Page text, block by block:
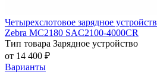
Четырехслотовое зарядное
Zebra MC2180 SAC2100-4000CR
Тип товара Зарядное устройство
от 14 400 ₽
Варианты